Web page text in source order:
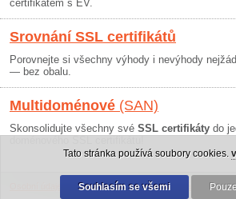
certifikátem s EV.
Srovnání SSL certifikátů
Porovnejte si všechny výhody i nevýhody
— bez obalu.
Multidoménové (SAN)
Skonsolidujte všechny své SSL certifikáty do
Obchodní podmínky|30 dní záruka
Tato stránka používá soubory cookies.
Souhlasím se všemi